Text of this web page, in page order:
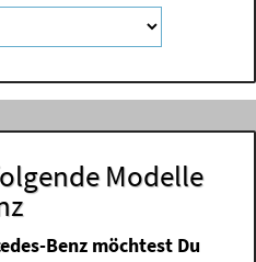
Modelle
Benz möchtest Du